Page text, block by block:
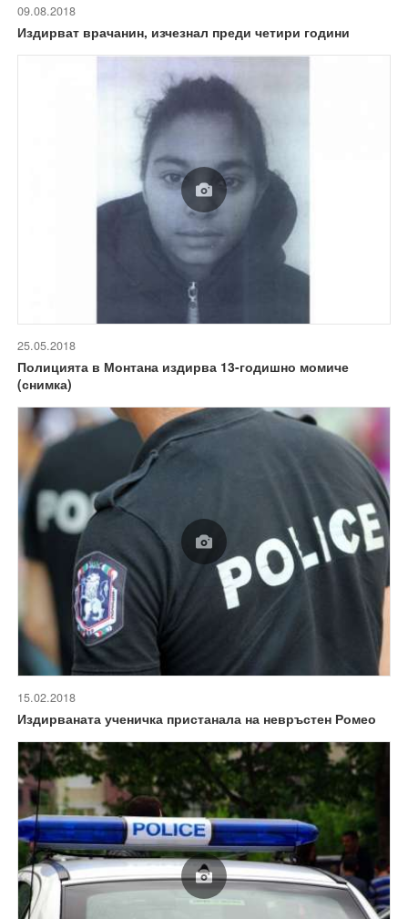
09.08.2018
Издирват врачанин, изчезнал преди четири години
25.05.2018
Полицията в Монтана издирва 13-годишно момиче
(снимка)
15.02.2018
Издирваната ученичка пристанала на невръстен Ромео